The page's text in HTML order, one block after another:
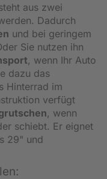
aus zwei
Dadurch
und bei geringem
Sie nutzen ihn
, wenn Ihr Auto
dazu das
Hinterrad im
verfügt
, wenn
schiebt. Er eignet
29" und